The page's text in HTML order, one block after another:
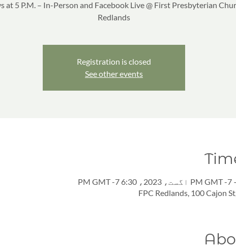
at 5 P.M. – In-Person and Facebook Live @ First Presbyterian
Redlands
Registration is closed
See other events
FPC Redlands, 100 Cajon